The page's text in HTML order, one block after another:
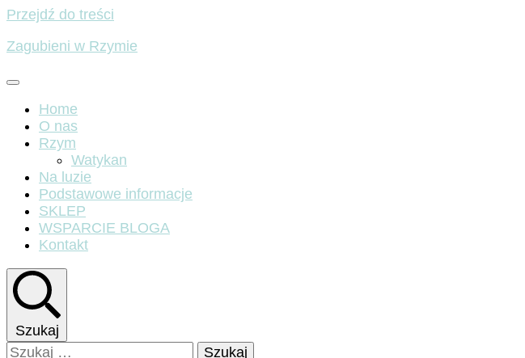
Przejdź do treści
Zagubieni w Rzymie
Home
O nas
Rzym
Watykan
Na luzie
Podstawowe informacje
SKLEP
WSPARCIE BLOGA
Kontakt
Szukaj
Szukaj: